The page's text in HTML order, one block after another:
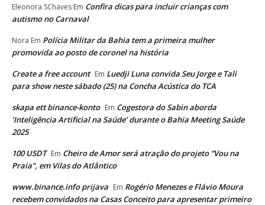
Eleonora SChaves Em Confira dicas para incluir crianças com
autismo no Carnaval
Nora Em Polícia Militar da Bahia tem a primeira mulher
promovida ao posto de coronel na história
Create a free account Em Luedji Luna convida Seu Jorge e Tali
para show neste sábado (25) na Concha Acústica do TCA
skapa ett binance-konto Em Cogestora do Sabin aborda
‘Inteligência Artificial na Saúde’ durante o Bahia Meeting Saúde
2025
100 USDT Em Cheiro de Amor será atração do projeto “Vou na
Praia”, em Vilas do Atlântico
www.binance.info prijava Em Rogério Menezes e Flávio Moura
recebem convidados na Casas Conceito para apresentar primeiro